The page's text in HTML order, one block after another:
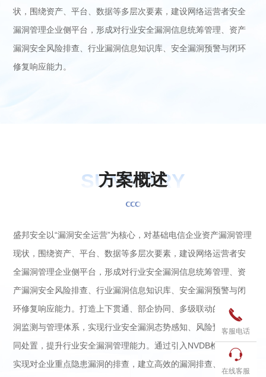
状，围绕资产、平台、数据等多层次要素，建设网络运营者安全
漏洞管理企业侧平台，形成对行业安全漏洞信息统筹管理、资产
漏洞安全风险排查、行业漏洞信息知识库、安全漏洞预警与闭环
修复响应能力。
SUMMARY
方案概述
盛邦安全以“漏洞安全运营”为核心，对基础电信企业资产漏洞管理
现状，围绕资产、平台、数据等多层次要素，建设网络运营者安
全漏洞管理企业侧平台，形成对行业安全漏洞信息统筹管理、资
产漏洞安全风险排查、行业漏洞信息知识库、安全漏洞预警与闭
环修复响应能力。打造上下贯通、部企协同、多级联动的安全漏
洞监测与管理体系，实现行业安全漏洞态势感知、风险预警、协
同处置，提升行业安全漏洞管理能力。通过引入NVDB检测工具，
实现对企业重点隐患漏洞的排查，建立高效的漏洞排查、验证、

客服电话

在线客服